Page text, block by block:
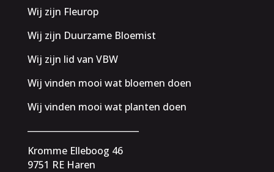
Wij zijn Fleurop
Wij zijn Duurzame Bloemist
Wij zijn lid van VBW
Wij vinden mooi wat bloemen doen
Wij vinden mooi wat planten doen
Kromme Elleboog 46
9751 RE Haren